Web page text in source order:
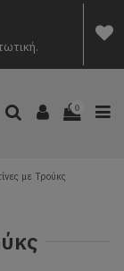
0
με Τρούκς